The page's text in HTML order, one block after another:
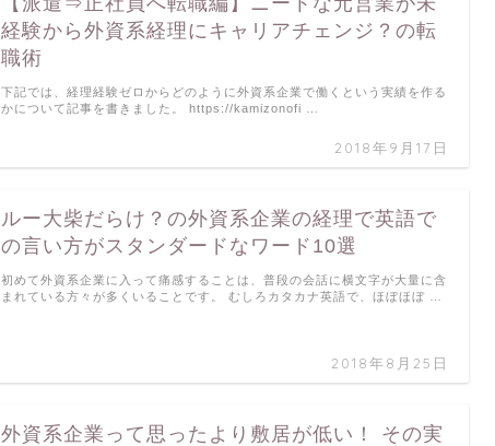
経験から外資系経理にキャリアチェンジ？の転
職術
2018年9月17日
下記では、経理経験ゼロからどのように外資系企業で働くという実績を作る
かについて記事を書きました。 https://kamizonofi …
ルー大柴だらけ？の外資系企業の経理で英語で
の言い方がスタンダードなワード10選
2018年8月25日
初めて外資系企業に入って痛感することは、普段の会話に横文字が大量に含
まれている方々が多くいることです。 むしろカタカナ英語で、ほぼほぼ …
外資系企業って思ったより敷居が低い！ その実